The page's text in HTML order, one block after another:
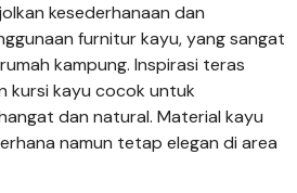
kesederhanaan dan
furnitur kayu, yang sangat
kampung. Inspirasi teras
kursi kayu cocok untuk
dan natural. Material kayu
namun tetap elegan di area